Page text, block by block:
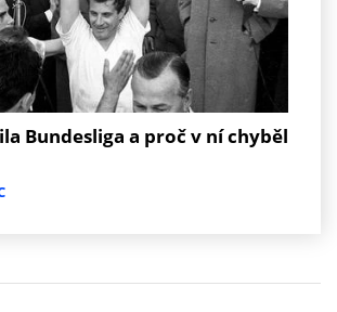
Bundesliga a proč v ní chyběl